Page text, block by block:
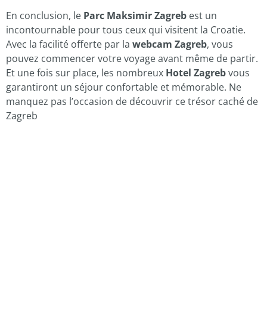
En conclusion, le Parc Maksimir Zagreb est un
incontournable pour tous ceux qui visitent la Croatie.
Avec la facilité offerte par la webcam Zagreb, vous
pouvez commencer votre voyage avant même de partir.
Et une fois sur place, les nombreux Hotel Zagrebvous
garantiront un séjour confortable et mémorable. Ne
manquez pas l’occasion de découvrir ce trésor caché de
Zagreb